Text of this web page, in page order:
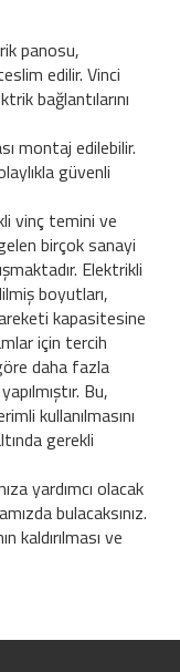
panosu,
edilir. Vinci
bağlantılarını
montaj edilebilir.
güvenli
vinç temini ve
birçok sanayi
Elektrikli
boyutları,
kapasitesine
için tercih
daha fazla
Bu,
kullanılmasını
gerekli
yardımcı olacak
bulacaksınız.
kaldırılması ve